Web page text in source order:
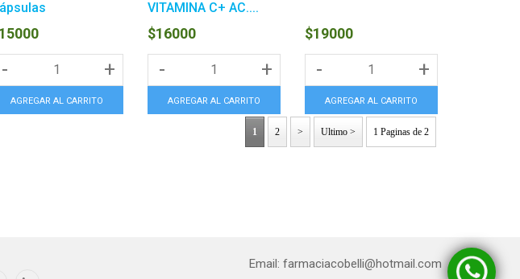
- +
AGREGAR AL CARRITO
VITAMINA C+ AC....
$16000
- +
AGREGAR AL CARRITO
$19000
- +
AGREGAR AL CARRITO
1 2 > Ultimo > 1 Paginas de 2
Email: farmaciacobelli@hotmail.com